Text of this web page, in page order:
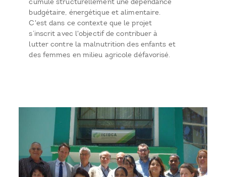
cumule structurellement une dépendance
budgétaire, énergétique et alimentaire.
C'est dans ce contexte que le projet
s’inscrit avec l'objectif de contribuer à
lutter contre la malnutrition des enfants et
des femmes en milieu agricole défavorisé.